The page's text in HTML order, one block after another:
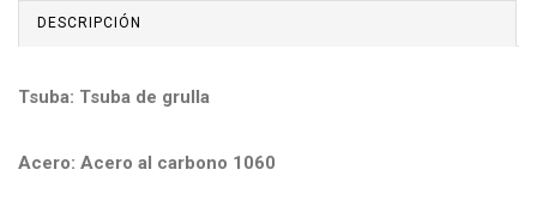
DESCRIPCIÓN
Tsuba: Tsuba de grulla
Acero: Acero al carbono 1060